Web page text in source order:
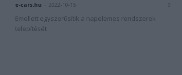
e-cars.hu 2022-10-15 0
Emellett egyszerűsítik a napelemes rendszerek
telepítését